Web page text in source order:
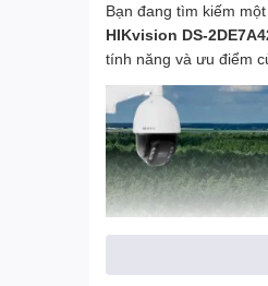
Bạn đang tìm kiếm
HIKvision DS-
tính năng và ưu điểm